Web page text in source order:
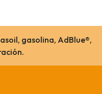
gasolina, AdBlue®,